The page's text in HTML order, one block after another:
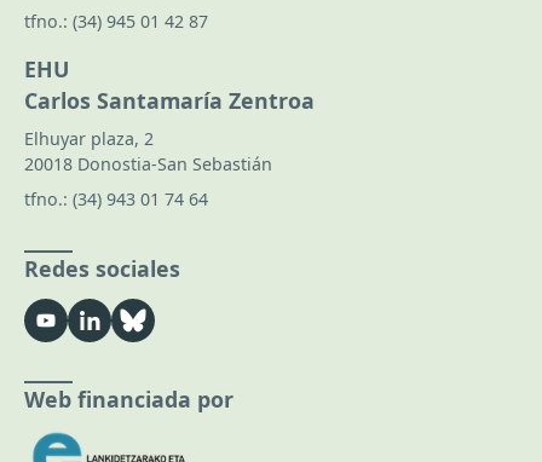
tfno.: (34) 945 01 42 87
EHU
Carlos Santamaría Zentroa
Elhuyar plaza, 2
20018 Donostia-San Sebastián
tfno.: (34) 943 01 74 64
Redes sociales
Web financiada por